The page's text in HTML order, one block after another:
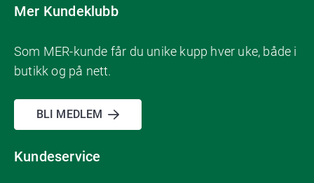
Mer Kundeklubb
Som MER-kunde får du unike kupp hver uke, både i
butikk og på nett.
BLI MEDLEM
Kundeservice